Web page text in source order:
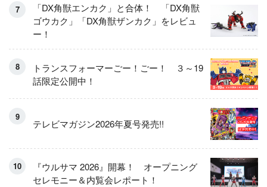
「DX角獣エンカク」と合体！ 「DX角獣
ゴウカク」「DX角獣ザンカク」をレビュ
ー！
トランスフォーマーごー！ごー！ ３～19
話限定公開中！
テレビマガジン2026年夏号発売!!
『ウルサマ 2026』開幕！ オープニング
セレモニー＆内覧会レポート！